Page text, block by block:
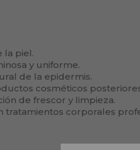
la piel.
y uniforme.
de la epidermis.
cosméticos
de frescor y limpieza.
tratamientos corporales